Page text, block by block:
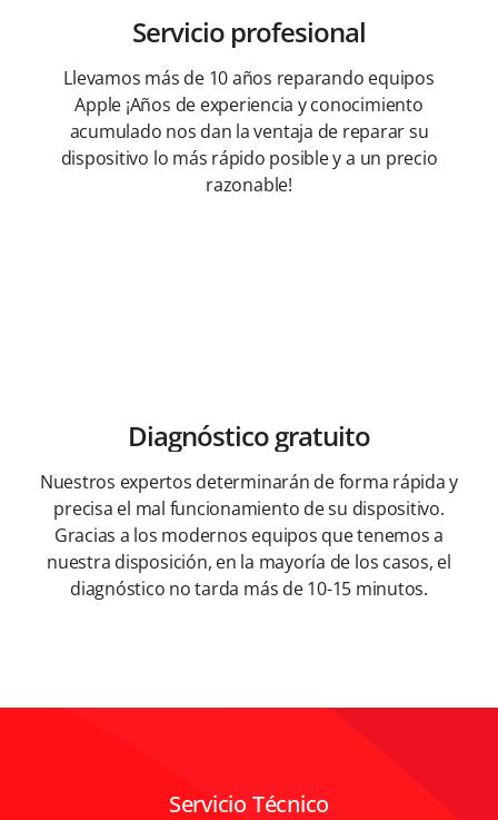
Servicio profesional
Llevamos más de 10 años reparando equipos
Apple ¡Años de experiencia y conocimiento
acumulado nos dan la ventaja de reparar su
dispositivo lo más rápido posible y a un precio
razonable!
Diagnóstico gratuito
Nuestros expertos determinarán de forma rápida y
precisa el mal funcionamiento de su dispositivo.
Gracias a los modernos equipos que tenemos a
nuestra disposición, en la mayoría de los casos, el
diagnóstico no tarda más de 10-15 minutos.
Servicio Técnico